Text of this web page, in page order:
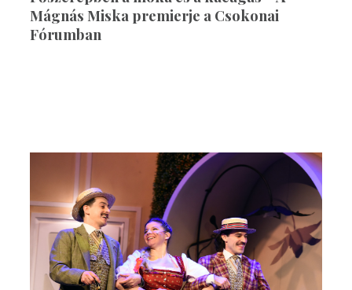
Mágnás Miska premierje a Csokonai
Fórumban